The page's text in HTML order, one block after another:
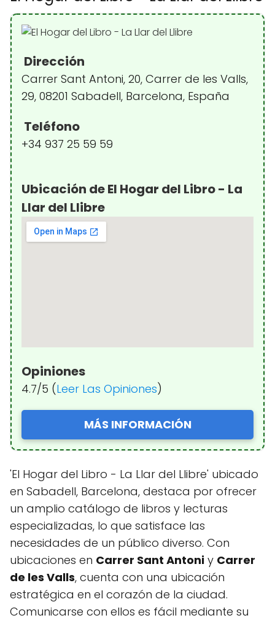
Dirección
Carrer Sant Antoni, 20, Carrer de les Valls,
29, 08201 Sabadell, Barcelona, España
Teléfono
+34 937 25 59 59
Ubicación de El Hogar del Libro - La
Llar del Llibre
Opiniones
4.7/5 (Leer Las Opiniones)
MÁS INFORMACIÓN
'El Hogar del Libro - La Llar del Llibre' ubicado
en Sabadell, Barcelona, destaca por ofrecer
un amplio catálogo de libros y lecturas
especializadas, lo que satisface las
necesidades de un público diverso. Con
ubicaciones en Carrer Sant Antoni y Carrer
de les Valls, cuenta con una ubicación
estratégica en el corazón de la ciudad.
Comunicarse con ellos es fácil mediante su